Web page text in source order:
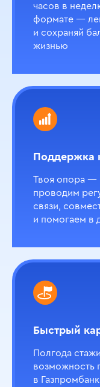
часов в
формате —
и сохраняй
жизнью
Поддержка
Твоя опора —
проводим
связи,
и помогаем в
Быстрый
Полгода
возможность
в